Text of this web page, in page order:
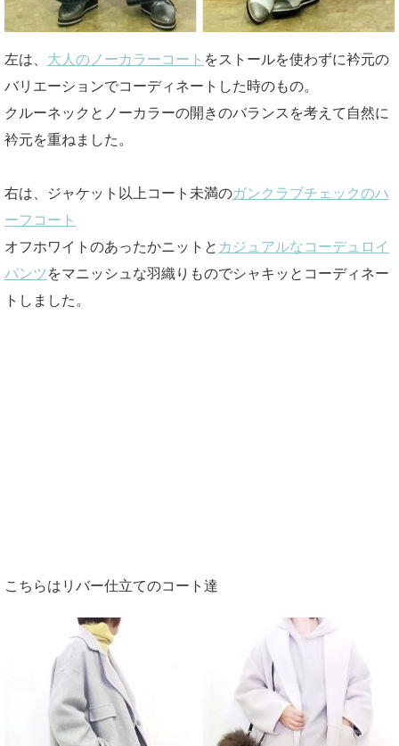
左は、 大人のノーカラーコート をストールを使わずに衿元の
バリエーションでコーディネートした時のもの。
クルーネックとノーカラーの開きのバランスを考えて自然に
衿元を重ねました。
右は、ジャケット以上コート未満のガンクラブチェックのハ
ーフコート
オフホワイトのあったかニットと カジュアルなコーデュロイ
パンツ をマニッシュな羽織りものでシャキッとコーディネー
トしました。
こちらはリバー仕立てのコート達